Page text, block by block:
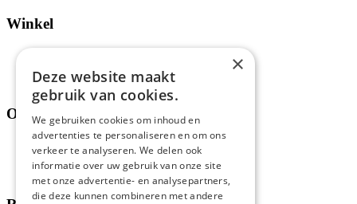
Winkel
Assortiment
Thema's
Over ons
Wie zijn wij?
Recepten
Tips
×
Deze website maakt
gebruik van cookies.
We gebruiken cookies om inhoud en
advertenties te personaliseren en om ons
verkeer te analyseren. We delen ook
informatie over uw gebruik van onze site
met onze advertentie- en analysepartners,
die deze kunnen combineren met andere